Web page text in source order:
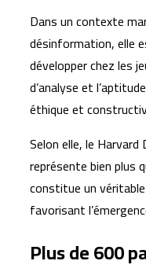
Dans un contexte
désinformation, elle
développer chez les
d’analyse et
éthique et
Selon elle, le
représente bien plus
constitue un
favorisant
Plus de 600